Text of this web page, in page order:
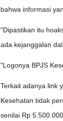
bahwa informasi
"Dipastikan itu
ada kejanggalan
"Logonya BPJS
Terkait adanya link
Kesehatan tidak
senilai Rp